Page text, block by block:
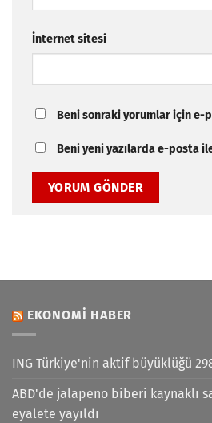
İnternet sitesi
Beni sonraki yorumlar için
Beni yeni yazılarda e-posta
EKONOMI HABER
ING Türkiye'nin aktif büyüklüğü
ABD'de jalapeno biberi kaynaklı
eyalete yayıldı